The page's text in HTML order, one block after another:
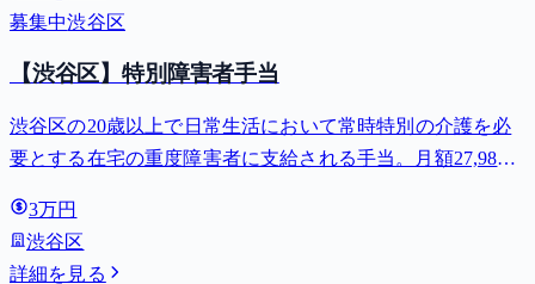
募集中渋谷区
【渋谷区】特別障害者手当
渋谷区の20歳以上で日常生活において常時特別の介護を必
要とする在宅の重度障害者に支給される手当。月額27,980
3万円
渋谷区
詳細を見る